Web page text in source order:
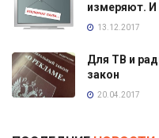
измеряют. И
13.12.2017
Для ТВ и
закон
20.04.2017